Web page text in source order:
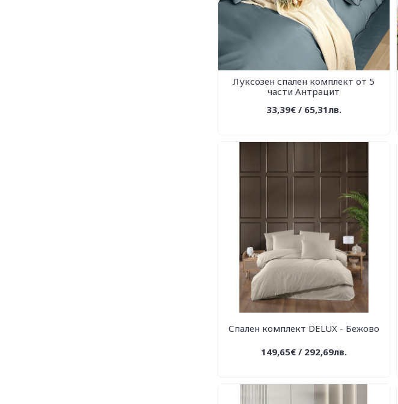
Луксозен спален комплект от 5
части Антрацит
33,39€ / 65,31лв.
Спален комплект DELUX - Бежово
149,65€ / 292,69лв.